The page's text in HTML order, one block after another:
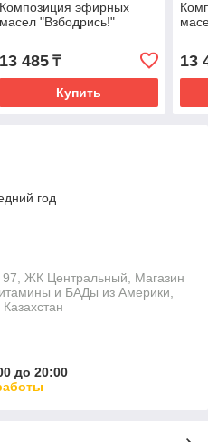
Композиция эфирных
масел "Взбодрись!"
13 485₸
Купить
13
год
97, ЖК Центральный, Магазин
и БАДы из Америки,
до 20:00